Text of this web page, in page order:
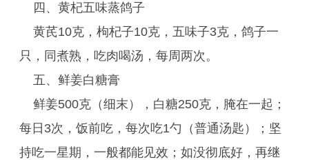
四、黄杞五味蒸鸽子
黄芪10克，枸杞子10克，五味子3克，鸽子一
只，同煮熟，吃肉喝汤，每周两次。
五、鲜姜白糖膏
鲜姜500克（细末），白糖250克，腌在一起；
每日3次，饭前吃，每次吃1勺（普通汤匙）；坚
持吃一星期，一般都能见效；如没彻底好，再继